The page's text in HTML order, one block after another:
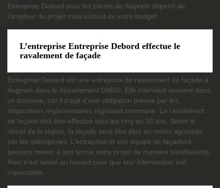
Entreprise Debord pour les clients de Augirein dépend de
l’ampleur du projet mais surtout de votre budget.
L’entreprise Entreprise Debord effectue le
ravalement de façade
Entreprise Debord est une entreprise de ravalement de façade à
Augirein dans le département 09800. Elle intervient souvent dans
ce domaine, car il s’agit d’une obligation prévue par les
dispositions réglementaires régissant commune. Le ravalement
de façade doit être effectué tous les cinq ou 10 ans. Selon le
climat de la région, la façade peut être plus ou moins agressée
par les intempéries. L’entreprise et son équipe de façadiers
peuvent mener à son terme votre projet de manière satisfaisante.
Rien n’est laissé au hasard pour que leur intervention soit
impeccable.